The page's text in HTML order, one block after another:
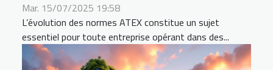
Mar. 15/07/2025 19:58
L’évolution des normes ATEX constitue un sujet
essentiel pour toute entreprise opérant dans des...